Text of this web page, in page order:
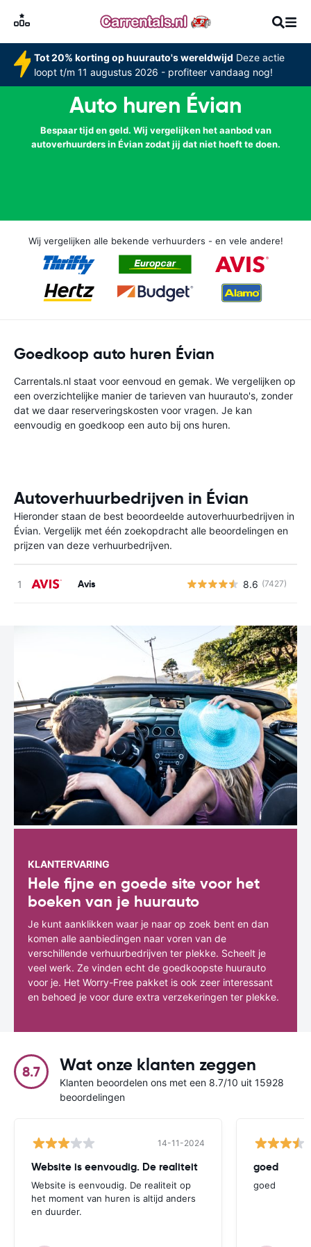
Tot 20% korting op huurauto's wereldwijd Deze actie
loopt t/m 11 augustus 2026 - profiteer vandaag nog!
Auto huren Évian
Bespaar tijd en geld. Wij vergelijken het aanbod van
autoverhuurders in Évian zodat jij dat niet hoeft te doen.
Wij vergelijken alle bekende verhuurders - en vele andere!
Goedkoop auto huren Évian
Carrentals.nl staat voor eenvoud en gemak. We vergelijken op
een overzichtelijke manier de tarieven van huurauto's, zonder
dat we daar reserveringskosten voor vragen. Je kan
eenvoudig en goedkoop een auto bij ons huren.
Autoverhuurbedrijven in Évian
Hieronder staan de best beoordeelde autoverhuurbedrijven in
Évian. Vergelijk met één zoekopdracht alle beoordelingen en
prijzen van deze verhuurbedrijven.
Avis 8.6 (7427)
KLANTERVARING
Hele fijne en goede site voor het
boeken van je huurauto
Je kunt aanklikken waar je naar op zoek bent en dan
komen alle aanbiedingen naar voren van de
verschillende verhuurbedrijven ter plekke. Scheelt je
veel werk. Ze vinden echt de goedkoopste huurauto
voor je. Het Worry-Free pakket is ook zeer interessant
en behoed je voor dure extra verzekeringen ter plekke.
8.7 Wat onze klanten zeggen
Klanten beoordelen ons met een 8.7/10 uit 15928
beoordelingen
14-11-2024
Website is eenvoudig. De realiteit
Website is eenvoudig. De realiteit op
het moment van huren is altijd anders
en duurder.
goed
goed